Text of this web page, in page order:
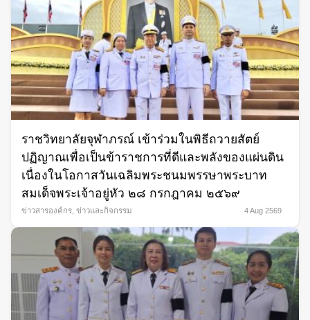
ราชวิทยาลัยจุฬาภรณ์ เข้าร่วมในพิธีถวายสัตย์
ปฏิญาณเพื่อเป็นข้าราชการที่ดีและพลังของแผ่นดิน
เนื่องในโอกาสวันเฉลิมพระชนมพรรษาพระบาท
สมเด็จพระเจ้าอยู่หัว ๒๘ กรกฎาคม ๒๕๖๙
ข่าวสารองค์กร ข่าวและกิจกรรม 4 Aug 2569